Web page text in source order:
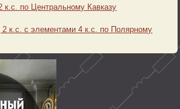
к.с. по Центральному Кавказу
к.с. с элементами 4 к.с. по Полярному